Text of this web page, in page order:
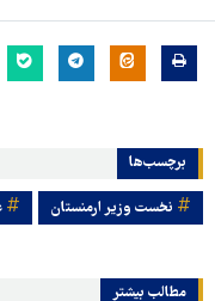
برچسب‌ها
نخست وزیر ارمنستان
مطالب بیشتر